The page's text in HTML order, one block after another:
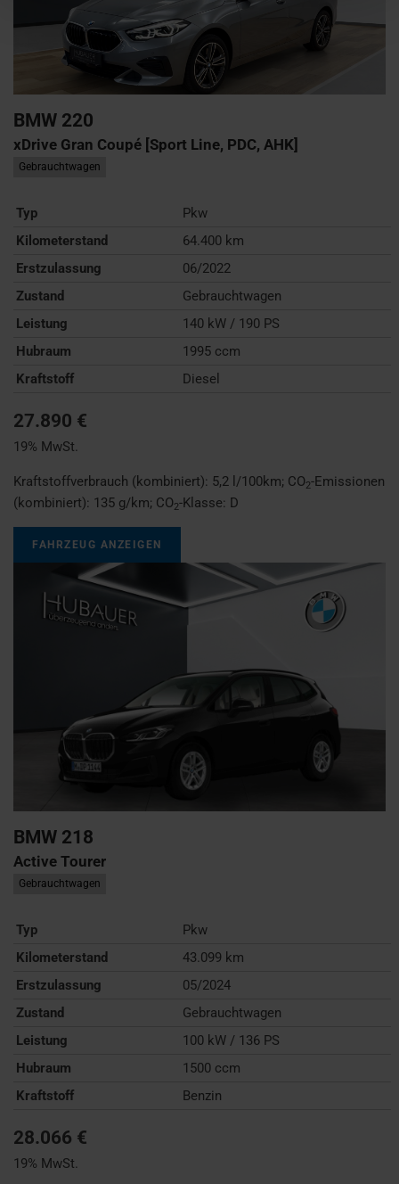
BMW 220
xDrive Gran Coupé [Sport Line, PDC, AHK]
Gebrauchtwagen
Typ
Pkw
Kilometerstand
64.400 km
Erstzulassung
06/2022
Zustand
Gebrauchtwagen
Leistung
140 kW / 190 PS
Hubraum
1995 ccm
Kraftstoff
Diesel
27.890 €
19% MwSt.
Kraftstoffverbrauch (kombiniert): 5,2 l/100km; CO2-Emissionen
(kombiniert): 135 g/km; CO2-Klasse: D
FAHRZEUG ANZEIGEN
BMW 218
Active Tourer
Gebrauchtwagen
Typ
Pkw
Kilometerstand
43.099 km
Erstzulassung
05/2024
Zustand
Gebrauchtwagen
Leistung
100 kW / 136 PS
Hubraum
1500 ccm
Kraftstoff
Benzin
28.066 €
19% MwSt.